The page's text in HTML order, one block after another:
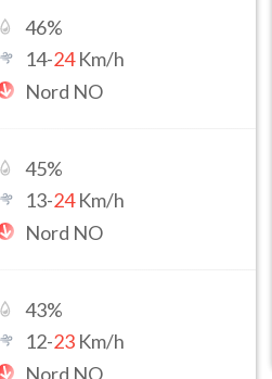
46%
14-24Km/h
Nord NO
45%
13-24Km/h
Nord NO
43%
12-23 Km/h
Nord NO